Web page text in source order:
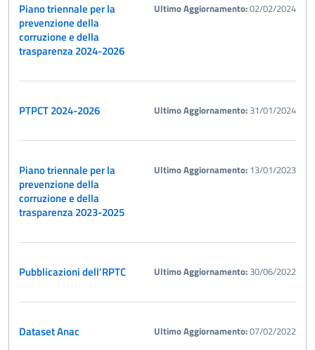
Piano triennale per la
prevenzione della
corruzione e della
trasparenza 2024-2026
Ultimo Aggiornamento:02/02/2024
PTPCT 2024-2026 Ultimo Aggiornamento: 31/01/2024
Piano triennale per la
prevenzione della
corruzione e della
trasparenza 2023-2025
Ultimo Aggiornamento: 13/01/2023
Pubblicazioni dell’RPTC Ultimo Aggiornamento: 30/06/2022
Dataset Anac Ultimo Aggiornamento:07/02/2022